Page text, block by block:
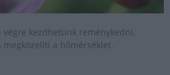
kezdhetünk reménykedni,
a hőmérséklet.